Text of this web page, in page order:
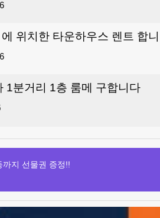
위치한 타운하우스 렌트 합
1분거리 1층 룸메 구합니다
지 선물권 증정!!